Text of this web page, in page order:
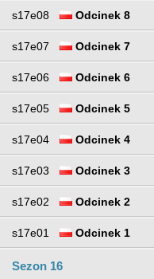
s17e08 Odcinek 8
s17e07 Odcinek 7
s17e06 Odcinek 6
s17e05 Odcinek 5
s17e04 Odcinek 4
s17e03 Odcinek 3
s17e02 Odcinek 2
s17e01 Odcinek 1
Sezon 16